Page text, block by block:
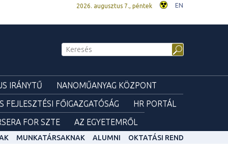
2026. augusztus 7., péntek EN
IRÁNYTŰ
NANOMŰANYAG KÖZPONT
FEJLESZTÉSI FŐIGAZGATÓSÁG
HR PORTÁL
FOR SZTE AZ EGYETEMRŐL
MUNKATÁRSAKNAK ALUMNI OKTATÁSI REND